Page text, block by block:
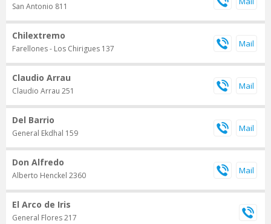
San Antonio 811
Chilextremo
Farellones - Los Chirigues 137
Claudio Arrau
Claudio Arrau 251
Del Barrio
General Ekdhal 159
Don Alfredo
Alberto Henckel 2360
El Arco de Iris
General Flores 217